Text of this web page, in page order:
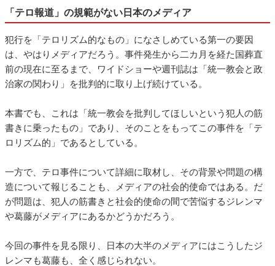
「テロ報道」の規範がない日本のメディア
犯行を「テロリズム的なもの」になさしめている第一の要因
は、やはりメディアだろう。事件発生から二カ月を経た国葬直
前の現在に至るまで、ワイドショーや週刊誌は「統一教会と政
治家の関わり」を批判的に取り上げ続けている。
本書でも、これは「統一教会を批判してほしいという犯人の筋
書きに乗ったもの」であり、そのことをもってこの事件を「テ
ロリズム的」であるとしている。
一方で、テロ事件について詳細に取材し、その背景や問題の構
造について報じることも、メディアの社会的使命ではある。だ
が問題は、犯人の筋書きと社会的使命の間で苦悩するジレンマ
や葛藤がメディアにあるかどうかだろう。
今回の事件を見る限り、日本の大半のメディアにはこうしたジ
レンマも葛藤も、全く感じられない。